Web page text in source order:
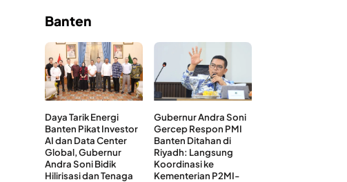
Banten
Daya Tarik Energi
Banten Pikat Investor
AI dan Data Center
Global, Gubernur
Andra Soni Bidik
Hilirisasi dan Tenaga
Gubernur Andra Soni
Gercep Respon PMI
Banten Ditahan di
Riyadh: Langsung
Koordinasi ke
Kementerian P2MI-